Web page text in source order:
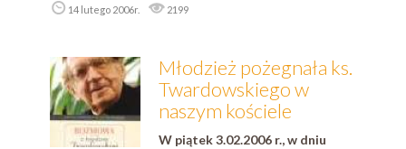
14 lutego 2006r. 2199
Młodzież pożegnała ks.
Twardowskiego w
naszym kościele
W piątek 3.02.2006 r., w dniu